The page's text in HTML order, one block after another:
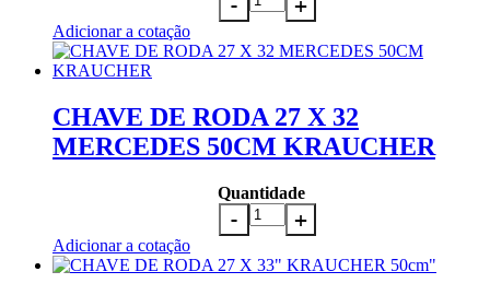
Adicionar a cotação
CHAVE DE RODA 27 X 32
MERCEDES 50CM KRAUCHER
Quantidade
Adicionar a cotação